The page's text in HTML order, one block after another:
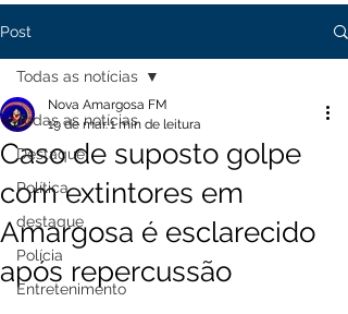
Post
Todas as notícias
Destaque
Política
destaque
Polícia
Entretenimento
Todas as notícias
Caso de suposto golpe
com extintores em
Amargosa é esclarecido
após repercussão
Nova Amargosa FM
19 de mar.1 min de leitura